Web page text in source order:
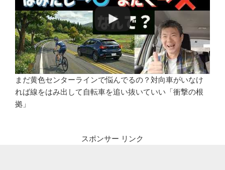
まだ黄色センターラインで悩んでるの？対向車がいなけ
れば線をはみ出して自転車を追い抜いていい「衝撃の根
拠」
スポンサー リンク